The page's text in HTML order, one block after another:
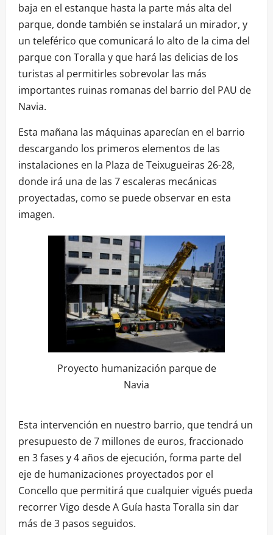
baja en el estanque hasta la parte más alta del
parque, donde también se instalará un mirador, y
un teleférico que comunicará lo alto de la cima del
parque con Toralla y que hará las delicias de los
turistas al permitirles sobrevolar las más
importantes ruinas romanas del barrio del PAU de
Navia.
Esta mañana las máquinas aparecían en el barrio
descargando los primeros elementos de las
instalaciones en la Plaza de Teixugueiras 26-28,
donde irá una de las 7 escaleras mecánicas
proyectadas, como se puede observar en esta
imagen.
Proyecto humanización parque de
Navia
Esta intervención en nuestro barrio, que tendrá un
presupuesto de 7 millones de euros, fraccionado
en 3 fases y 4 años de ejecución, forma parte del
eje de humanizaciones proyectados por el
Concello que permitirá que cualquier vigués pueda
recorrer Vigo desde A Guía hasta Toralla sin dar
más de 3 pasos seguidos.